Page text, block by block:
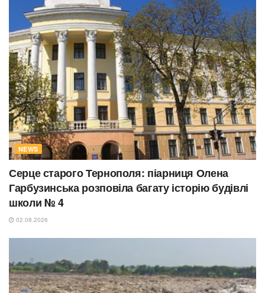
NEWS
Серце старого Тернополя: піарниця Олена
Гарбузинська розповіла багату історію будівлі
школи № 4
02.08.2026